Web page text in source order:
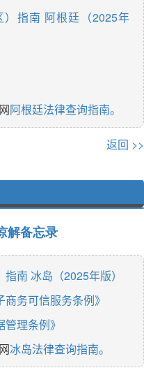
指南 阿根廷（2025年
阿根廷法律查询指南。
返回 >>
解备忘录
南 冰岛（2025年版）
务可信服务条例》
理条例》
冰岛法律查询指南。